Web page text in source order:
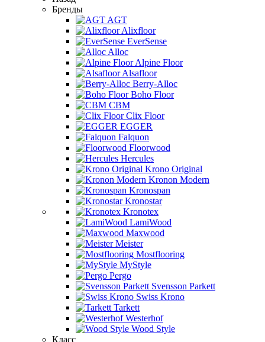
Бренды
AGT
Alixfloor
EverSense
Alloc
Alpine Floor
Alsafloor
Berry-Alloc
Boho Floor
CBM
Clix Floor
EGGER
Falquon
Floorwood
Hercules
Krono Original
Kronon Modern
Kronospan
Kronostar
Kronotex
LamiWood
Maxwood
Meister
Mostflooring
MyStyle
Pergo
Svensson Parkett
Swiss Krono
Tarkett
Westerhof
Wood Style
Класс